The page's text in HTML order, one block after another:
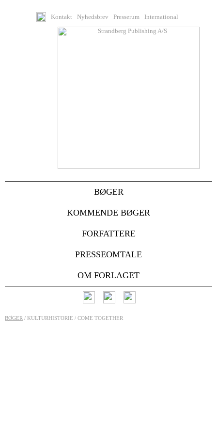
Kontakt Nyhedsbrev Presserum International
BØGER
KOMMENDE BØGER
FORFATTERE
PRESSEOMTALE
OM FORLAGET
BØGER / KULTURHISTORIE / COME TOGETHER